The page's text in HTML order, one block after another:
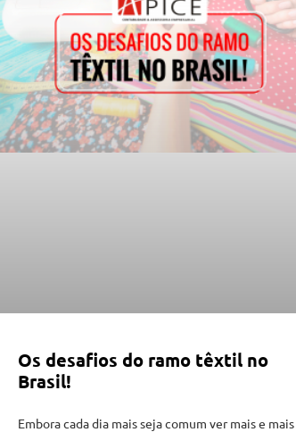
Os desafios do ramo têxtil no
Brasil!
Embora cada dia mais seja comum ver mais e mais